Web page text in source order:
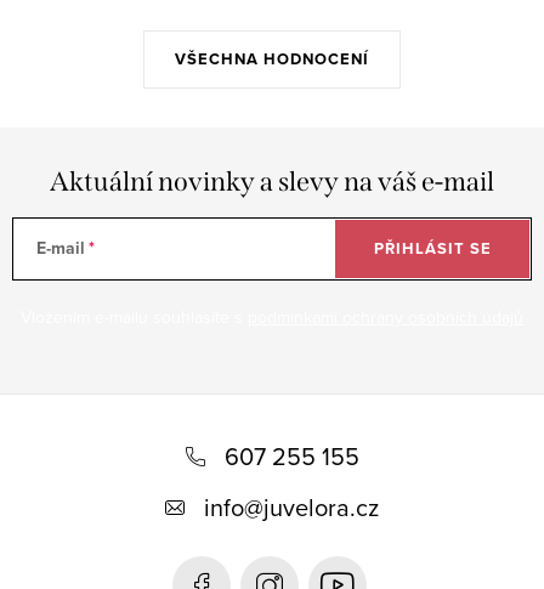
VŠECHNA HODNOCENÍ
Aktuální novinky a slevy na váš e-mail
E-mail PŘIHLÁSIT SE
607 255 155
info@juvelora.cz